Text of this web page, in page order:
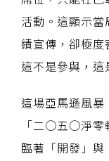
活動。這顯示
績宣傳，卻極度
這不是參與，這
這場亞馬遜風
「二○五○淨零
臨著「開發」